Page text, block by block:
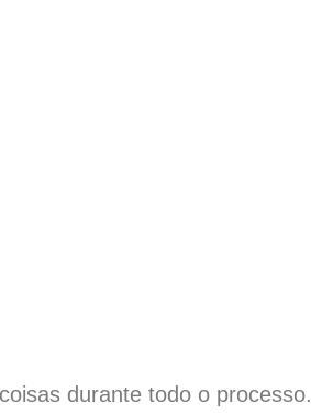
durante todo o processo.